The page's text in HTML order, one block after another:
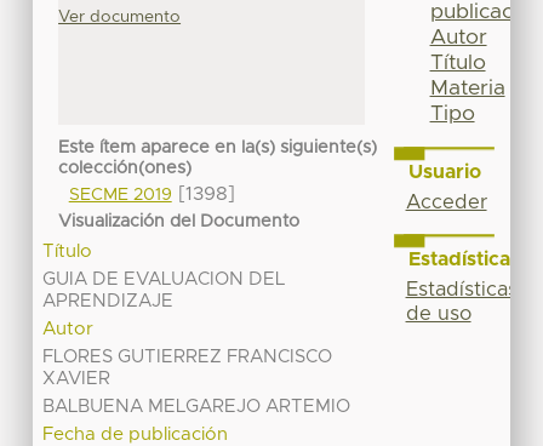
Ver documento
Este ítem aparece en la(s) siguiente(s)
colección(ones)
SECME 2019
[1398]
Visualización del Documento
Título
GUIA DE EVALUACION DEL
APRENDIZAJE
Autor
FLORES GUTIERREZ FRANCISCO
XAVIER
BALBUENA MELGAREJO ARTEMIO
Fecha de publicación
publicación
Autor
Título
Materia
Tipo
Usuario
Acceder
Estadísticas
Estadísticas
de uso